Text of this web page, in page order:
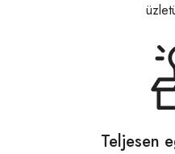
Teljesen